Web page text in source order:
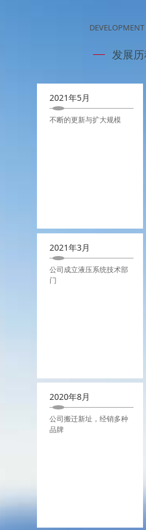
发展
2021年5月
不断的更新与扩大规模
2021年3月
公司成立液压系统技术部
门
2020年8月
公司搬迁新址，经销多种
品牌